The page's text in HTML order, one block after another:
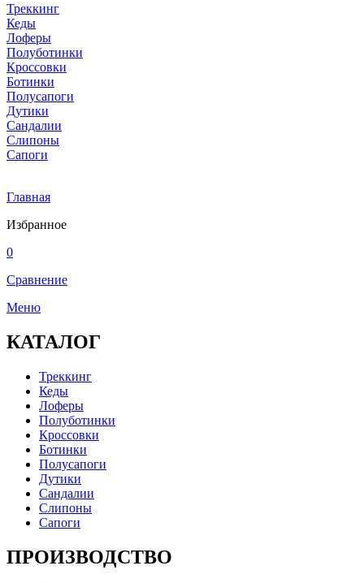
Треккинг
Кеды
Лоферы
Полуботинки
Кроссовки
Ботинки
Полусапоги
Дутики
Сандалии
Слипоны
Сапоги
Главная
Избранное
0
Сравнение
Меню
КАТАЛОГ
Треккинг
Кеды
Лоферы
Полуботинки
Кроссовки
Ботинки
Полусапоги
Дутики
Сандалии
Слипоны
Сапоги
ПРОИЗВОДСТВО